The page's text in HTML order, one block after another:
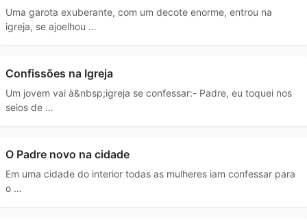
Uma garota exuberante, com um decote enorme, entrou na
igreja, se ajoelhou …
Confissões na Igreja
Um jovem vai à&nbsp;igreja se confessar:- Padre, eu toquei nos
seios de …
O Padre novo na cidade
Em uma cidade do interior todas as mulheres iam confessar para
o …